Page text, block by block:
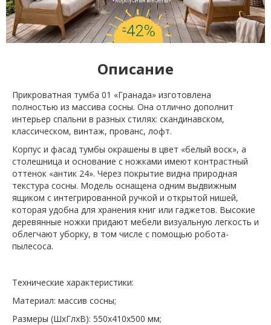
Описание
Прикроватная тумба 01 «Гранада» изготовлена
полностью из массива сосны. Она отлично дополнит
интерьер спальни в разных стилях: скандинавском,
классическом, винтаж, прованс, лофт.
Корпус и фасад тумбы окрашены в цвет «белый воск», а
столешница и основание с ножками имеют контрастный
оттенок «антик 24». Через покрытие видна природная
текстура сосны. Модель оснащена одним выдвижным
ящиком с интегрированной ручкой и открытой нишей,
которая удобна для хранения книг или гаджетов. Высокие
деревянные ножки придают мебели визуальную легкость и
облегчают уборку, в том числе с помощью робота-
пылесоса.
Технические характеристики:
Материал: массив сосны;
Размеры (ШхГлхВ): 550х410х500 мм;